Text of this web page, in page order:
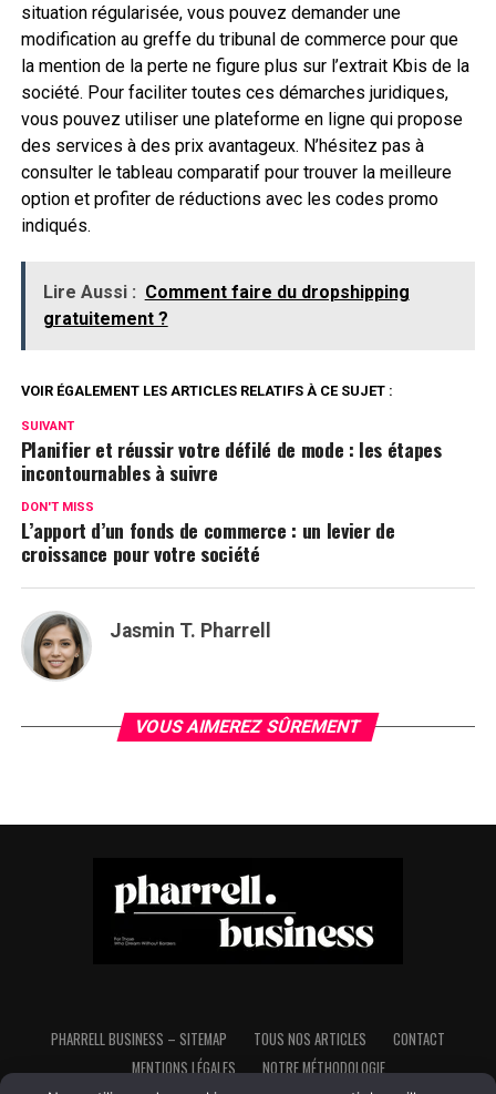
situation régularisée, vous pouvez demander une
modification au greffe du tribunal de commerce pour que
la mention de la perte ne figure plus sur l’extrait Kbis de la
société. Pour faciliter toutes ces démarches juridiques,
vous pouvez utiliser une plateforme en ligne qui propose
des services à des prix avantageux. N’hésitez pas à
consulter le tableau comparatif pour trouver la meilleure
option et profiter de réductions avec les codes promo
indiqués.
Lire Aussi : Comment faire du dropshipping
gratuitement ?
VOIR ÉGALEMENT LES ARTICLES RELATIFS À CE SUJET :
SUIVANT
Planifier et réussir votre défilé de mode : les étapes
incontournables à suivre
DON'T MISS
L’apport d’un fonds de commerce : un levier de
croissance pour votre société
Jasmin T. Pharrell
VOUS AIMEREZ SÛREMENT
PHARRELL BUSINESS – SITEMAP TOUS NOS ARTICLES
CONTACT
MENTIONS LÉGALES
NOTRE MÉTHODOLOGIE